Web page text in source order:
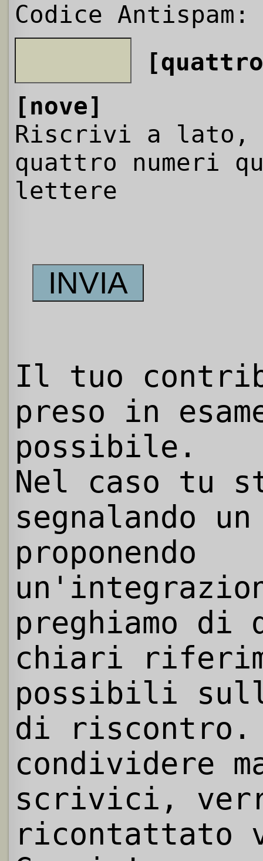
Codice Antispam:
[nove]
Riscrivi a
quattro numeri
lettere
Il tuo
preso in
possibile.
Nel caso tu
segnalando
proponendo
preghiamo
chiari
possibili
di riscontro.
condividere
scrivici,
ricontattato